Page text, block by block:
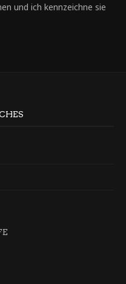
und ich kennzeichne sie